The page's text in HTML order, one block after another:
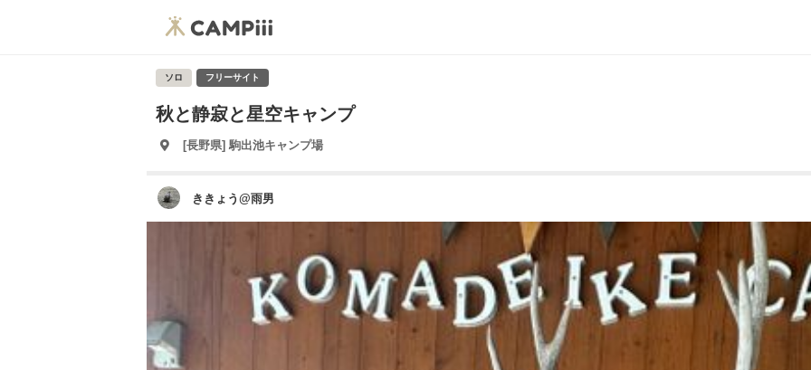
ソロ フリーサイト
秋と静寂と星空キャンプ
[長野県] 駒出池キャンプ場
ききょう@雨男